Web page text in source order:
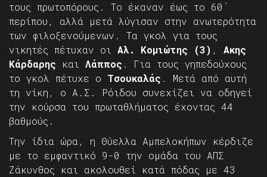
τους πρωτοπόρους. Το έκαναν έως το 60΄
περίπου, αλλά μετά λύγισαν στην ανωτερότητα
των φιλοξενούμενων. Τα γκολ για τους
νικητές πέτυχαν οι Αλ. Κομιώτης (3) , Ακης
Κάρδαρης και Λάππος . Για τους γηπεδούχους
το γκολ πέτυχε ο Τσουκαλάς . Μετά από αυτή
τη νίκη, ο Α.Σ. Ρόιδου συνεχίζει να οδηγεί
την κούρσα του πρωταθλήματος έχοντας 44
βαθμούς.
Την ίδια ώρα, η Θύελλα Αμπελοκήπων κέρδιζε
με το εμφαντικό 9-0 την ομάδα του ΑΠΣ
Ζάκυνθος και ακολουθεί κατά πόδας με 43